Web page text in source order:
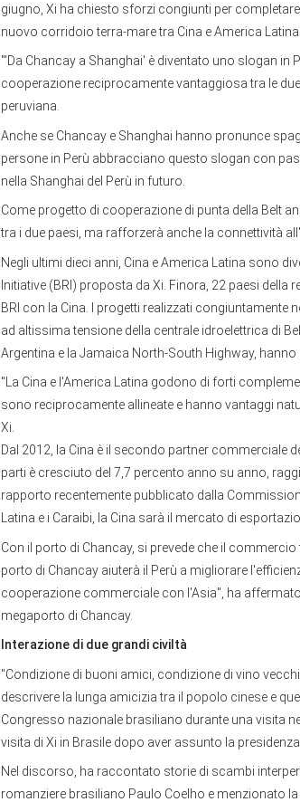
giugno, Xi ha chiesto sforzi congiunti per
nuovo corridoio terra-mare tra Cina e America Latina.
"'Da Chancay a Shanghai' è diventato uno slogan
cooperazione reciprocamente vantaggiosa tra le
peruviana.
Anche se Chancay e Shanghai hanno pronunce
persone in Perù abbracciano questo slogan con
nella Shanghai del Perù in futuro.
Come progetto di cooperazione di punta della Belt
tra i due paesi, ma rafforzerà anche la connettività
Negli ultimi dieci anni, Cina e America Latina sono
Initiative (BRI) proposta da Xi. Finora, 22 paesi
BRI con la Cina. I progetti realizzati congiuntamente
ad altissima tensione della centrale idroelettrica di
Argentina e la Jamaica North-South Highway, hanno
"La Cina e l'America Latina godono di forti
sono reciprocamente allineate e hanno vantaggi
Xi.
Dal 2012, la Cina è il secondo partner commerciale
parti è cresciuto del 7,7 percento anno su anno,
rapporto recentemente pubblicato dalla
Latina e i Caraibi, la Cina sarà il mercato di
Con il porto di Chancay, si prevede che il
porto di Chancay aiuterà il Perù a migliorare
cooperazione commerciale con l'Asia", ha
megaporto di Chancay.
Interazione di due grandi civiltà
"Condizione di buoni amici, condizione di vino
descrivere la lunga amicizia tra il popolo cinese e
Congresso nazionale brasiliano durante una visita
visita di Xi in Brasile dopo aver assunto la presidenza
Nel discorso, ha raccontato storie di scambi
romanziere brasiliano Paulo Coelho e menzionato